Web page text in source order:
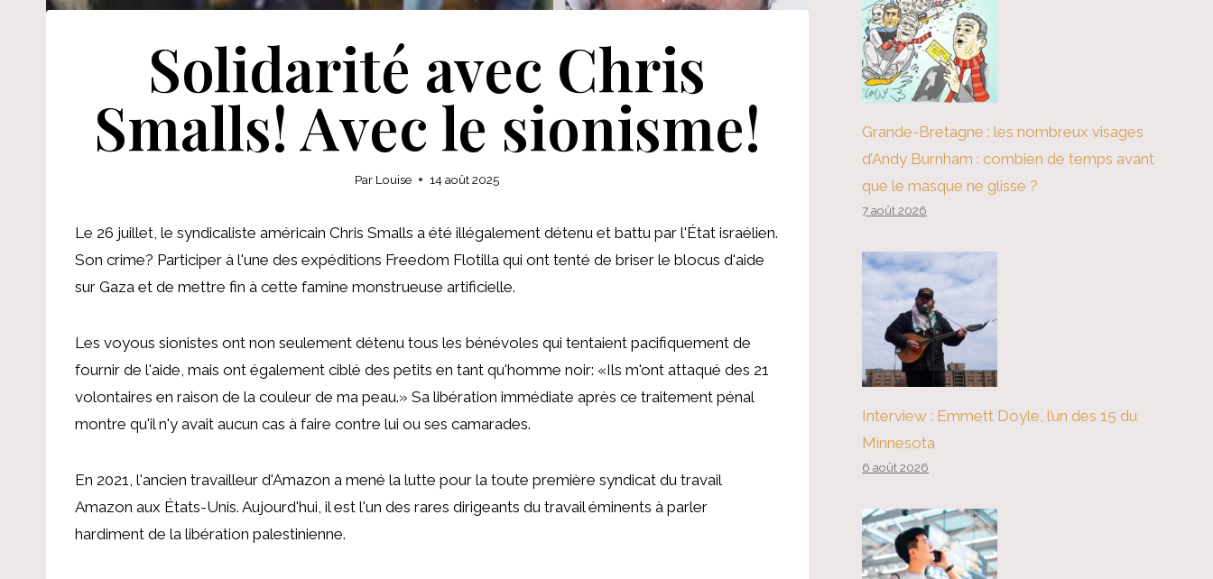
Solidarité avec Chris
Smalls! Avec le sionisme!
Par Louise 14 août 2025
Le 26 juillet, le syndicaliste américain Chris Smalls a été illégalement détenu et battu par l'État israélien.
Son crime? Participer à l'une des expéditions Freedom Flotilla qui ont tenté de briser le blocus d'aide
sur Gaza et de mettre fin à cette famine monstrueuse artificielle.
Les voyous sionistes ont non seulement détenu tous les bénévoles qui tentaient pacifiquement de
fournir de l'aide, mais ont également ciblé des petits en tant qu'homme noir: «Ils m'ont attaqué des 21
volontaires en raison de la couleur de ma peau.» Sa libération immédiate après ce traitement pénal
montre qu'il n'y avait aucun cas à faire contre lui ou ses camarades.
En 2021, l'ancien travailleur d'Amazon a mené la lutte pour la toute première syndicat du travail
Amazon aux États-Unis. Aujourd'hui, il est l'un des rares dirigeants du travail éminents à parler
hardiment de la libération palestinienne.
Grande-Bretagne : les nombreux visages
d’Andy Burnham : combien de temps avant
que le masque ne glisse ?
7 août 2026
Interview : Emmett Doyle, l’un des 15 du
Minnesota
6 août 2026